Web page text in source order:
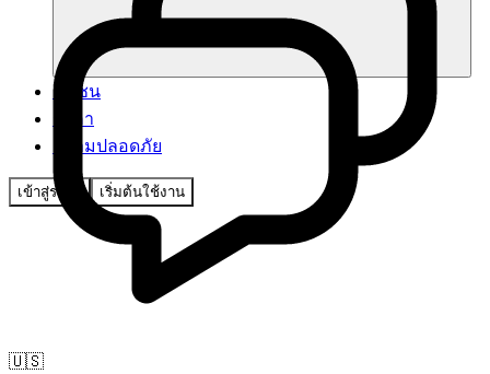
ชุมชน
ราคา
ความปลอดภัย
เข้าสู่ระบบ เริ่มต้นใช้งาน
🇺🇸